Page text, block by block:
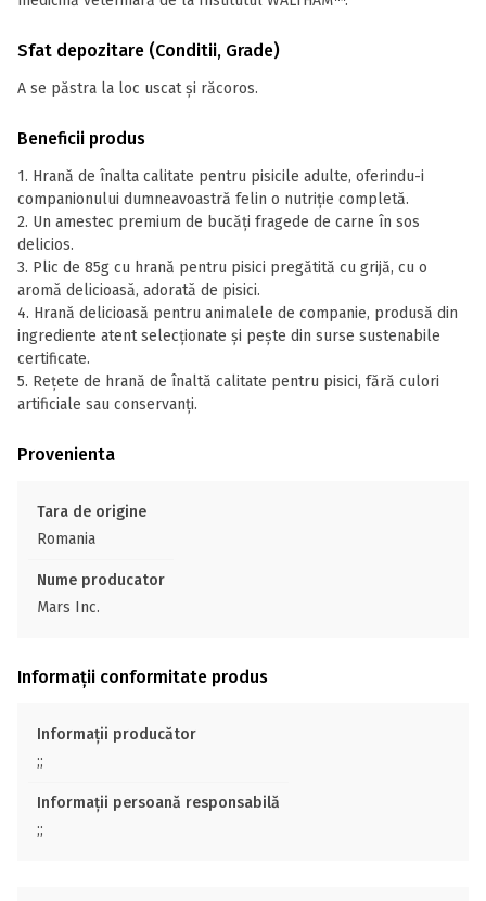
Sfat depozitare (Conditii, Grade)
A se păstra la loc uscat și răcoros.
Beneficii produs
1. Hrană de înalta calitate pentru pisicile adulte, oferindu-i
companionului dumneavoastră felin o nutriție completă.
2. Un amestec premium de bucăți fragede de carne în sos
delicios.
3. Plic de 85g cu hrană pentru pisici pregătită cu grijă, cu o
aromă delicioasă, adorată de pisici.
4. Hrană delicioasă pentru animalele de companie, produsă din
ingrediente atent selecționate și pește din surse sustenabile
certificate.
5. Rețete de hrană de înaltă calitate pentru pisici, fără culori
artificiale sau conservanți.
Provenienta
Tara de origine
Romania
Nume producator
Mars Inc.
Informații conformitate produs
Informații producător
;;
Informații persoană responsabilă
;;